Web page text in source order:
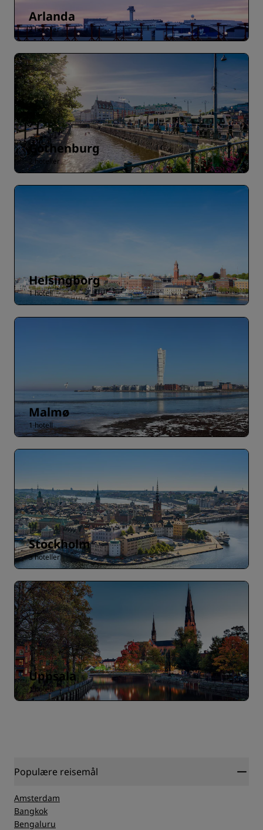
Arlanda
2 hoteller
Gothenburg
2 hoteller
Helsingborg
1 hotell
Malmø
1 hotell
Stockholm
3 hoteller
Uppsala
1 hotell
Populære reisemål
Amsterdam
Bangkok
Bengaluru